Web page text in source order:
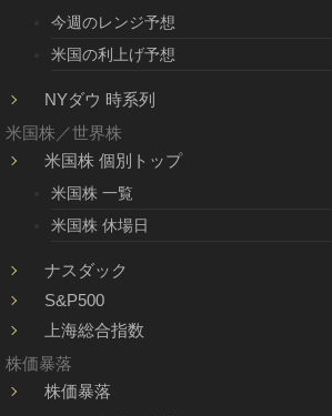
今週のレンジ予想
米国の利上げ予想
NYダウ 時系列
米国株／世界株
米国株 個別トップ
米国株 一覧
米国株 休場日
ナスダック
S&P500
上海総合指数
株価暴落
株価暴落